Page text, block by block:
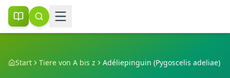
Start Tiere von A bis z Adéliepinguin (Pygoscelis adeliae)